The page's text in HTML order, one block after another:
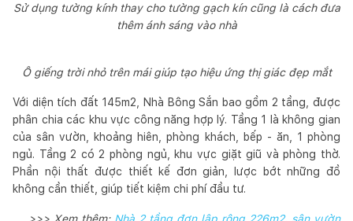
Sử dụng tường kính thay cho tường gạch kín cũng là cách đưa
thêm ánh sáng vào nhà
Ô giếng trời nhỏ trên mái giúp tạo hiệu ứng thị giác đẹp mắt
Với diện tích đất 145m2, Nhà Bông Sắn bao gồm 2 tầng, được
phân chia các khu vực công năng hợp lý. Tầng 1 là không gian
của sân vườn, khoảng hiên, phòng khách, bếp - ăn, 1 phòng
ngủ. Tầng 2 có 2 phòng ngủ, khu vực giặt giũ và phòng thờ.
Phần nội thất được thiết kế đơn giản, lược bớt những đồ
không cần thiết, giúp tiết kiệm chi phí đầu tư.